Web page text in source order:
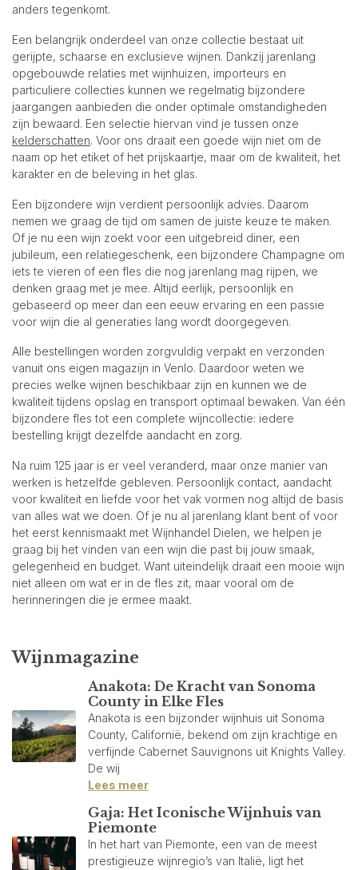
anders tegenkomt.
Een belangrijk onderdeel van onze collectie bestaat uit
gerijpte, schaarse en exclusieve wijnen. Dankzij jarenlang
opgebouwde relaties met wijnhuizen, importeurs en
particuliere collecties kunnen we regelmatig bijzondere
jaargangen aanbieden die onder optimale omstandigheden
zijn bewaard. Een selectie hiervan vind je tussen onze
kelderschatten. Voor ons draait een goede wijn niet om de
naam op het etiket of het prijskaartje, maar om de kwaliteit, het
karakter en de beleving in het glas.
Een bijzondere wijn verdient persoonlijk advies. Daarom
nemen we graag de tijd om samen de juiste keuze te maken.
Of je nu een wijn zoekt voor een uitgebreid diner, een
jubileum, een relatiegeschenk, een bijzondere Champagne om
iets te vieren of een fles die nog jarenlang mag rijpen, we
denken graag met je mee. Altijd eerlijk, persoonlijk en
gebaseerd op meer dan een eeuw ervaring en een passie
voor wijn die al generaties lang wordt doorgegeven.
Alle bestellingen worden zorgvuldig verpakt en verzonden
vanuit ons eigen magazijn in Venlo. Daardoor weten we
precies welke wijnen beschikbaar zijn en kunnen we de
kwaliteit tijdens opslag en transport optimaal bewaken. Van één
bijzondere fles tot een complete wijncollectie: iedere
bestelling krijgt dezelfde aandacht en zorg.
Na ruim 125 jaar is er veel veranderd, maar onze manier van
werken is hetzelfde gebleven. Persoonlijk contact, aandacht
voor kwaliteit en liefde voor het vak vormen nog altijd de basis
van alles wat we doen. Of je nu al jarenlang klant bent of voor
het eerst kennismaakt met Wijnhandel Dielen, we helpen je
graag bij het vinden van een wijn die past bij jouw smaak,
gelegenheid en budget. Want uiteindelijk draait een mooie wijn
niet alleen om wat er in de fles zit, maar vooral om de
herinneringen die je ermee maakt.
Wijnmagazine
Anakota: De Kracht van Sonoma
County in Elke Fles
Anakota is een bijzonder wijnhuis uit Sonoma
County, Californië, bekend om zijn krachtige en
verfijnde Cabernet Sauvignons uit Knights Valley.
De wij
Lees meer
Gaja: Het Iconische Wijnhuis van
Piemonte
In het hart van Piemonte, een van de meest
prestigieuze wijnregio’s van Italië, ligt het